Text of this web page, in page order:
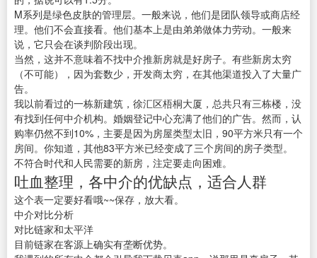
M系列是绿色皮肤的管理层。一般来说，他们是团队领导或商店经
理。他们不会直接看。他们基本上是由弟弟做体力劳动。一般来
说，它只会在谈判阶段出现。
当然，这并不意味着不找中介推新房就是好房子。有些新房太穷
（不可能），因为套数少，开发商太穷，在其他渠道投入了大量广
告。
我以前看过的一栋新建筑，徐汇区梧桐大厦，总共只有三栋楼，没
有找到任何中介机构。婚姻登记中心充满了他们的广告。然而，认
购率仍然不到10%，主要是因为房屋类型太旧，90平方米只有一个
房间。你知道，其他83平方米已经变成了三个房间的房子类型。
不符合时代和人民需要的新房，注定要走向困难。
吐血整理，各中介的优缺点，适合人群
这个表一定要好看哦~~保存，放大看。
中介对比分析
对比链家和太平洋
目前链家在客源上确实有垄断优势。